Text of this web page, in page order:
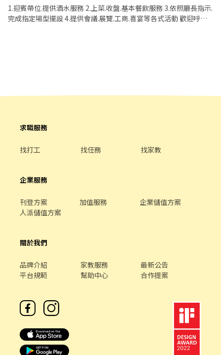
1.迎賓帶位.提供酒水服務 2.上菜.收盤.基本餐飲服務 3.依照廳長指示.
完成指定場型擺設 4.提供會議.展覽.工商.喜宴等各式活動 歡迎呼朋
求職服務
找打工 找任務 找家教
企業服務
刊登方案 加值服務
企業儲值方案
人派儲值方案
關於我們
品牌介紹 家教服務
最新公告
平台規範
幫助中心 合作提案